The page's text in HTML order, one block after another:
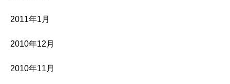
2011年1月
2010年12月
2010年11月